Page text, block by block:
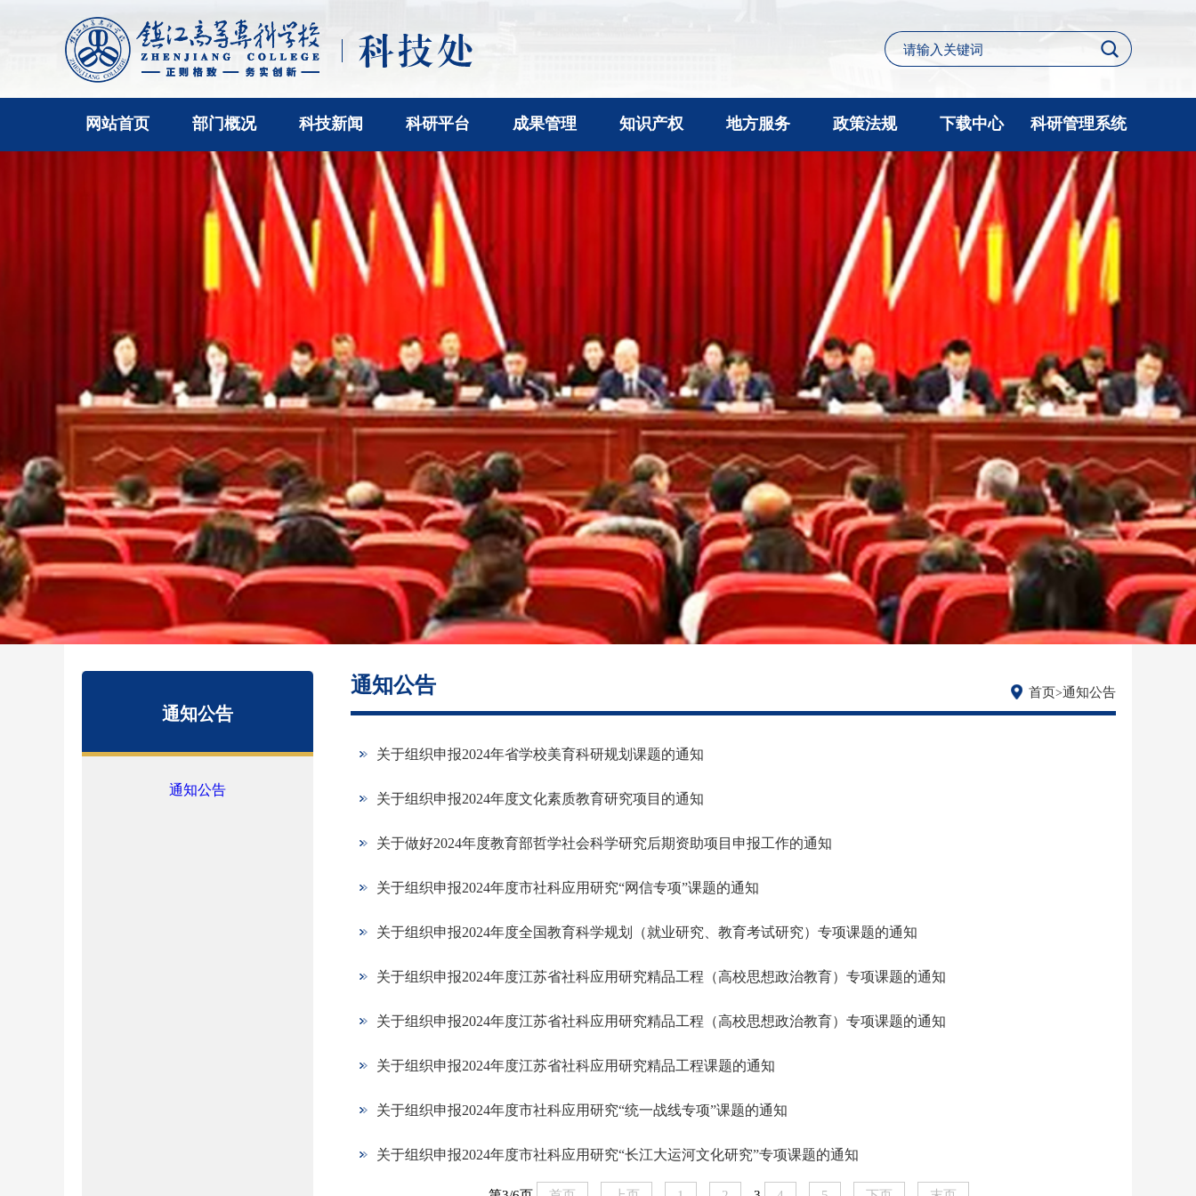
网站首页 部门概况 科技新闻 科研平台 成果管理 知识产权 地方服务 政策法规 下载中心 科研管理系统
通知公告
通知公告
通知公告 首页>通知公告
关于组织申报2024年省学校美育科研规划课题的通知
关于组织申报2024年度文化素质教育研究项目的通知
关于做好2024年度教育部哲学社会科学研究后期资助项目申报工作的通知
关于组织申报2024年度市社科应用研究“网信专项”课题的通知
关于组织申报2024年度全国教育科学规划（就业研究、教育考试研究）专项课题的通知
关于组织申报2024年度江苏省社科应用研究精品工程（高校思想政治教育）专项课题的通知
关于组织申报2024年度江苏省社科应用研究精品工程（高校思想政治教育）专项课题的通知
关于组织申报2024年度江苏省社科应用研究精品工程课题的通知
关于组织申报2024年度市社科应用研究“统一战线专项”课题的通知
关于组织申报2024年度市社科应用研究“长江大运河文化研究”专项课题的通知